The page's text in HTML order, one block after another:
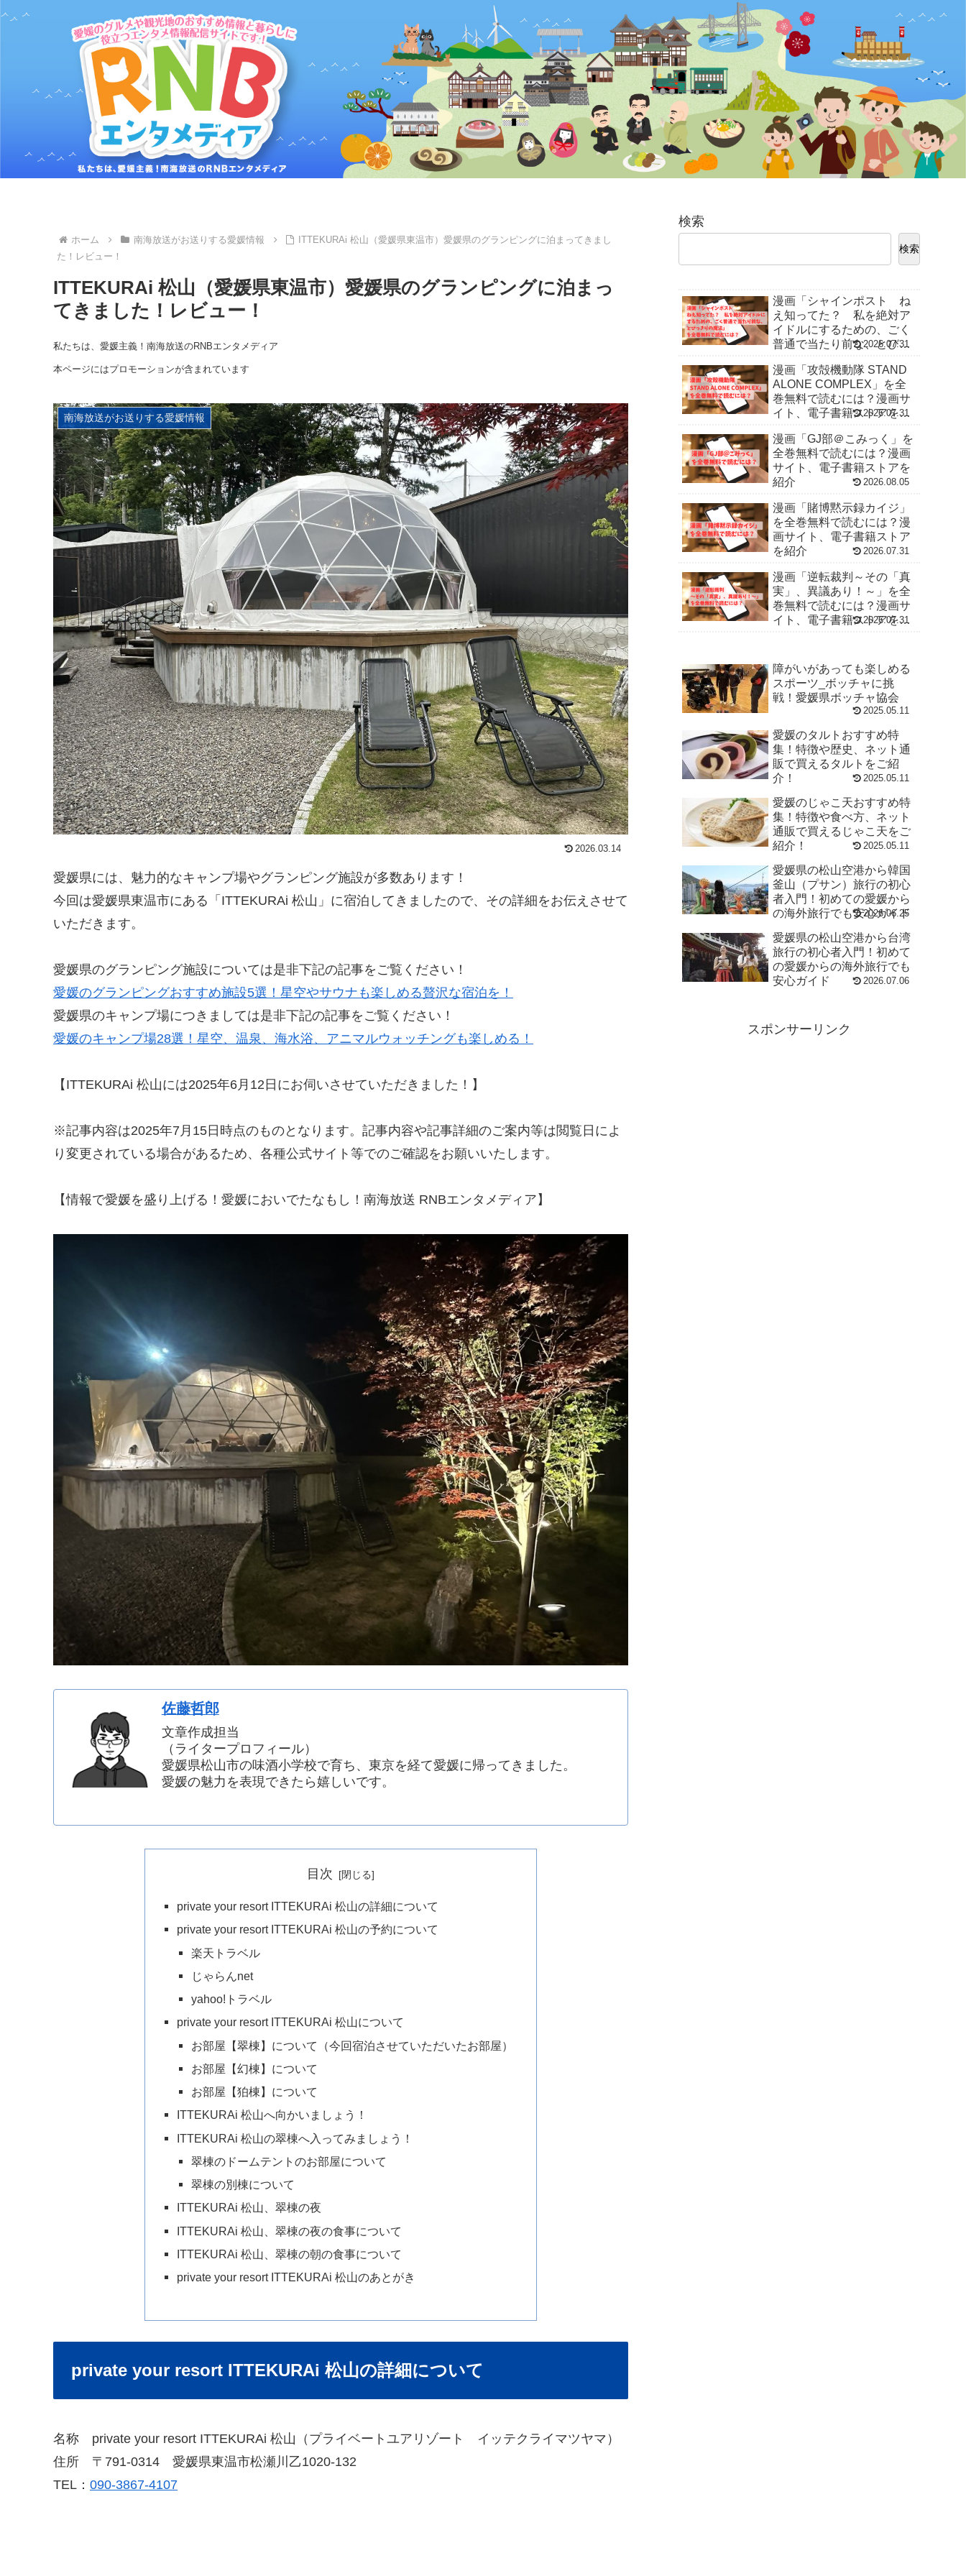
ホーム 南海放送がお送りする愛媛情報
ITTEKURAi 松山（愛媛県東温市）愛媛県のグランピングに泊まってきまし
た！レビュー！
ITTEKURAi 松山（愛媛県東温市）愛媛県のグランピングに泊まっ
てきました！レビュー！
私たちは、愛媛主義！南海放送のRNBエンタメディア
本ページにはプロモーションが含まれています
南海放送がお送りする愛媛情報
2026.03.14
愛媛県には、魅力的なキャンプ場やグランピング施設が多数あります！
今回は愛媛県東温市にある「ITTEKURAi 松山」に宿泊してきましたので、その詳細をお伝えさせて
いただきます。
愛媛県のグランピング施設については是非下記の記事をご覧ください！
愛媛のグランピングおすすめ施設5選！星空やサウナも楽しめる贅沢な宿泊を！
愛媛県のキャンプ場につきましては是非下記の記事をご覧ください！
愛媛のキャンプ場28選！星空、温泉、海水浴、アニマルウォッチングも楽しめる！
【ITTEKURAi 松山には2025年6月12日にお伺いさせていただきました！】
※記事内容は2025年7月15日時点のものとなります。記事内容や記事詳細のご案内等は閲覧日によ
り変更されている場合があるため、各種公式サイト等でのご確認をお願いいたします。
【情報で愛媛を盛り上げる！愛媛においでたなもし！南海放送 RNBエンタメディア】
佐藤哲郎
文章作成担当
（ライタープロフィール）
愛媛県松山市の味酒小学校で育ち、東京を経て愛媛に帰ってきました。
愛媛の魅力を表現できたら嬉しいです。
目次
private your resort ITTEKURAi 松山の詳細について
private your resort ITTEKURAi 松山の予約について
楽天トラベル
じゃらんnet
yahoo!トラベル
private your resort ITTEKURAi 松山について
お部屋【翠棟】について（今回宿泊させていただいたお部屋）
お部屋【幻棟】について
お部屋【狛棟】について
ITTEKURAi 松山へ向かいましょう！
ITTEKURAi 松山の翠棟へ入ってみましょう！
翠棟のドームテントのお部屋について
翠棟の別棟について
ITTEKURAi 松山、翠棟の夜
ITTEKURAi 松山、翠棟の夜の食事について
ITTEKURAi 松山、翠棟の朝の食事について
private your resort ITTEKURAi 松山のあとがき
private your resort ITTEKURAi 松山の詳細について
名称 private your resort ITTEKURAi 松山（プライベートユアリゾート イッテクライマツヤマ）
住所 〒791-0314 愛媛県東温市松瀬川乙1020-132
TEL： 090-3867-4107
検索
検索
漫画「シャインポスト ね
え知ってた？ 私を絶対ア
イドルにするための、ごく
普通で当たり前な、とびっ
読むには？漫画サイト、電
子書籍ストアを紹介
2026.07.31
漫画「攻殻機動隊 STAND
ALONE COMPLEX」を全
巻無料で読むには？漫画サ
イト、電子書籍ストアを紹
2026.07.31
漫画「GJ部＠こみっく」を
全巻無料で読むには？漫画
サイト、電子書籍ストアを
紹介
2026.08.05
漫画「賭博黙示録カイジ」
を全巻無料で読むには？漫
画サイト、電子書籍ストア
を紹介
2026.07.31
漫画「逆転裁判～その「真
実」、異議あり！～」を全
巻無料で読むには？漫画サ
イト、電子書籍ストアを紹
2026.07.31
障がいがあっても楽しめる
スポーツ_ボッチャに挑
戦！愛媛県ボッチャ協会
2025.05.11
愛媛のタルトおすすめ特
集！特徴や歴史、ネット通
販で買えるタルトをご紹
介！
2025.05.11
愛媛のじゃこ天おすすめ特
集！特徴や食べ方、ネット
通販で買えるじゃこ天をご
紹介！
2025.05.11
愛媛県の松山空港から韓国
釜山（プサン）旅行の初心
者入門！初めての愛媛から
の海外旅行でも安心ガイド
2026.06.25
愛媛県の松山空港から台湾
旅行の初心者入門！初めて
の愛媛からの海外旅行でも
安心ガイド
2026.07.06
スポンサーリンク